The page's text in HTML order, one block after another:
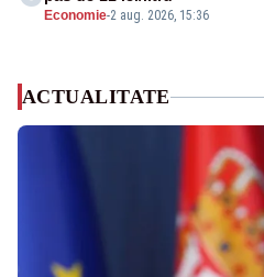
Economie-2 aug. 2026, 15:36
ACTUALITATE